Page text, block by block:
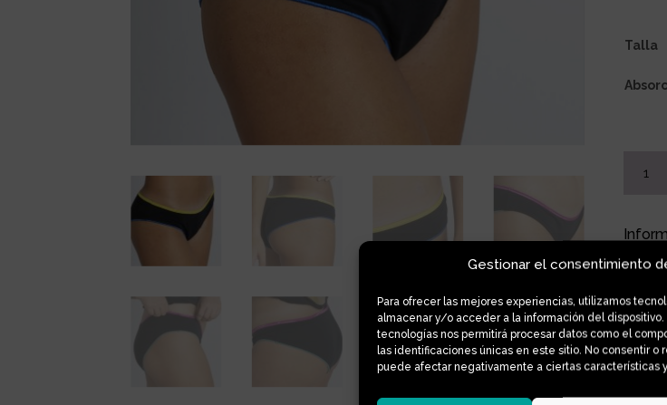
Gestionar el consentimiento
Para ofrecer las mejores experiencias, utilizamos
almacenar y/o acceder a la información del
tecnologías nos permitirá procesar datos como el
las identificaciones únicas en este sitio. No consentir o
puede afectar negativamente a ciertas características
Talla
Talla